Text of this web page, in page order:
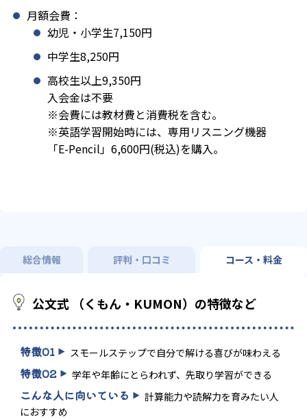
月額会費：
幼児・小学生7,150円
中学生8,250円
高校生以上9,350円
入会金は不要
※会費には教材費と消費税を含む。
※英語学習開始時には、専用リスニング機器
「E-Pencil」6,600円(税込)を購入。
総合情報 評判・口コミ コース・料金
公文式 （くもん・KUMON）の特徴など
特徴01 スモールステップで自分で解ける喜びが味わえる
特徴02 学年や年齢にとらわれず、先取り学習ができる
こんな人に向いている
計算能力や読解力を育みたい人
におすすめ